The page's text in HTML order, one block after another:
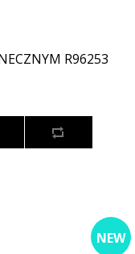
R96253
NEW